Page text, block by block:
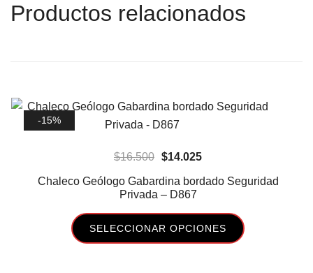
Productos relacionados
-15%
$16.500 El
precio
original
era:
$16.500.
$14.025El
precio
es:
$14.025.
Chaleco Geólogo Gabardina bordado Seguridad
Privada – D867
SELECCIONAR OPCIONES